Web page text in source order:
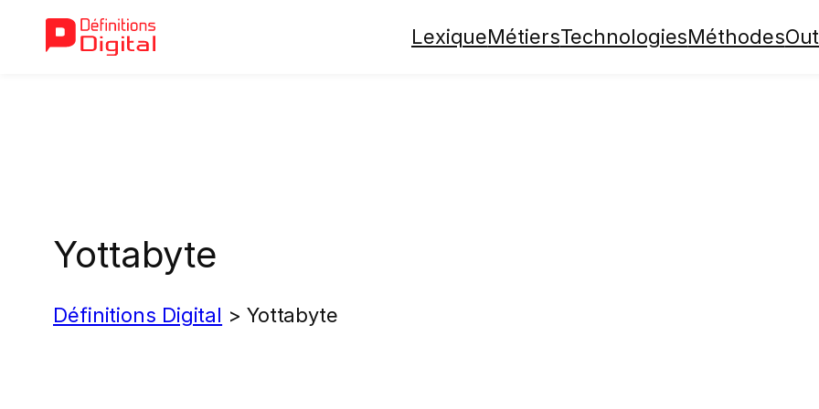
LexiqueMétiersTechnologiesMéthodes
Yottabyte
Définitions Digital > Yottabyte